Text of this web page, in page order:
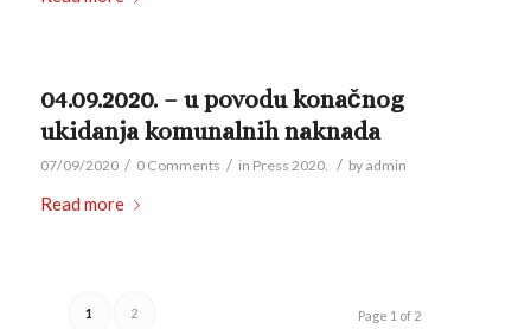
04.09.2020. – u povodu konačnog
ukidanja komunalnih naknada
07/09/2020 / 0 Comments / in Press 2020. / by admin
Read more
Page 1 of 2
1 2